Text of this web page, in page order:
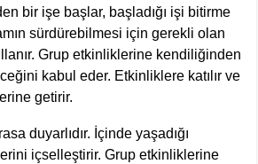
bir işe başlar, başladığı işi bitirme
sürdürebilmesi için gerekli olan
Grup etkinliklerine kendiliğinden
kabul eder. Etkinliklere katılır ve
getirir.
duyarlıdır. İçinde yaşadığı
içselleştirir. Grup etkinliklerine